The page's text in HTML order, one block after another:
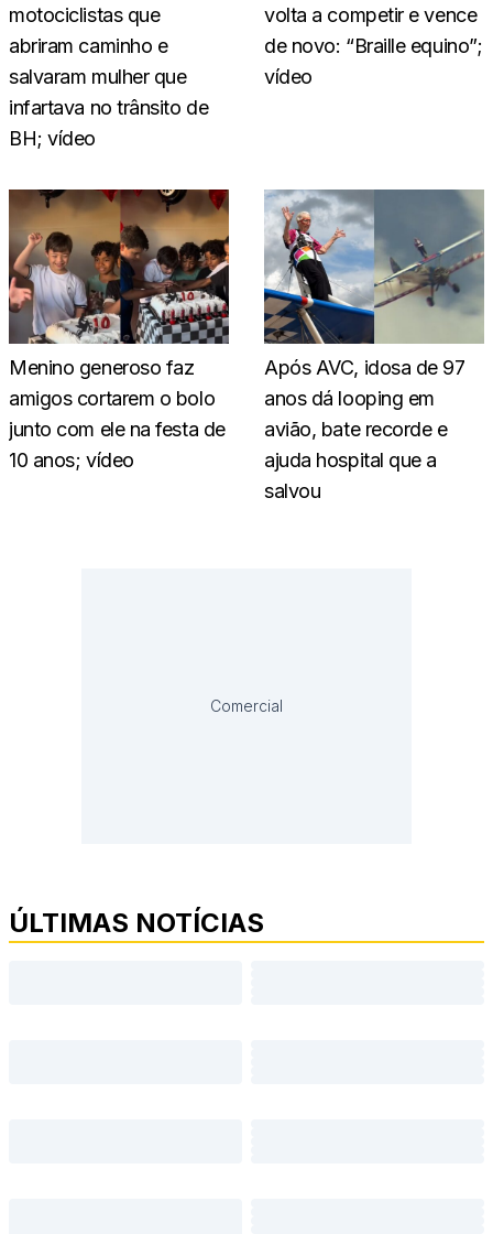
motociclistas que
abriram caminho e
salvaram mulher que
infartava no trânsito de
BH; vídeo
volta a competir e vence
de novo: “Braille equino”;
vídeo
Menino generoso faz
amigos cortarem o bolo
junto com ele na festa de
10 anos; vídeo
Após AVC, idosa de 97
anos dá looping em
avião, bate recorde e
ajuda hospital que a
salvou
Comercial
ÚLTIMAS NOTÍCIAS